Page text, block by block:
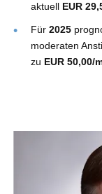
aktuell EUR
Für2025
moderaten
zu EUR 50,00/